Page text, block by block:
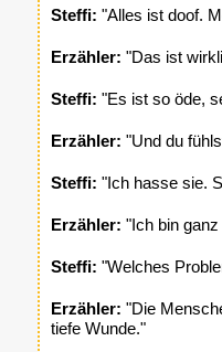
Steffi: "Alles ist doof.
Erzähler: "Das ist
Steffi: "Es ist so öde,
Erzähler: "Und du
Steffi: "Ich hasse sie.
Erzähler: "Ich bin
Steffi: "Welches
Erzähler: "Die
tiefe Wunde."